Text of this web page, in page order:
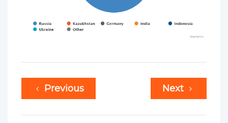
Previous Next